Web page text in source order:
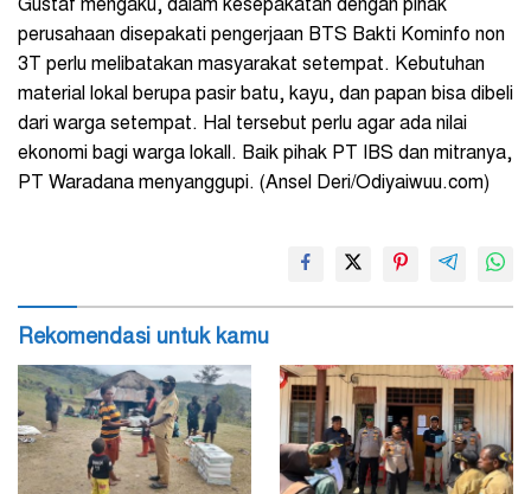
Gustaf mengaku, dalam kesepakatan dengan pihak
perusahaan disepakati pengerjaan BTS Bakti Kominfo non
3T perlu melibatakan masyarakat setempat. Kebutuhan
material lokal berupa pasir batu, kayu, dan papan bisa dibeli
dari warga setempat. Hal tersebut perlu agar ada nilai
ekonomi bagi warga lokall. Baik pihak PT IBS dan mitranya,
PT Waradana menyanggupi. (Ansel Deri/Odiyaiwuu.com)
Rekomendasi untuk kamu